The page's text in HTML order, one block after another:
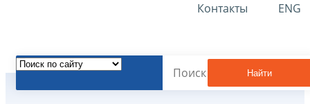
Контакты ENG
Найти